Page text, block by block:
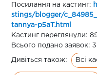
Посилання на кастинг:
stings/blogger/
tannya-p5aT.html
Кастинг переглянули:
Всього подано заявок:
Дивіться також: Всі